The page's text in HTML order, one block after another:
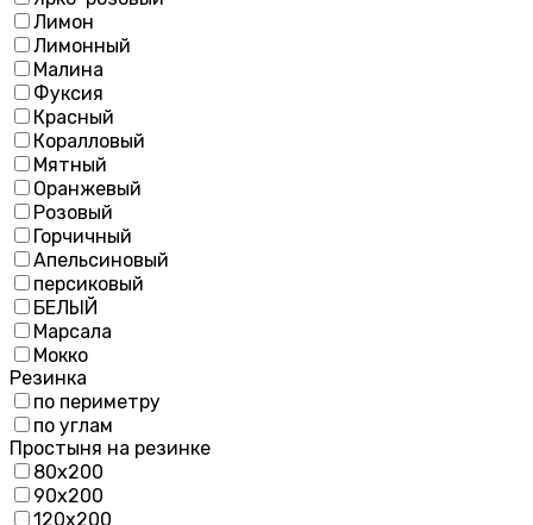
Лимон
Лимонный
Малина
Фуксия
Красный
Коралловый
Мятный
Оранжевый
Розовый
Горчичный
Апельсиновый
персиковый
БЕЛЫЙ
Марсала
Мокко
Резинка
по периметру
по углам
Простыня на резинке
80х200
90х200
120х200